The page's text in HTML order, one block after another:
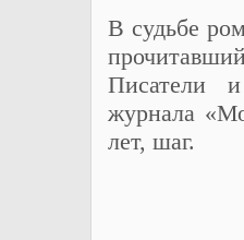
В судьбе
Писатели
журнала
лет, шаг.